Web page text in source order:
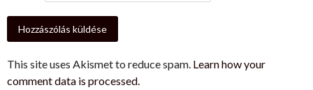
This site uses Akismet to reduce spam. Learn how your
comment data is processed.